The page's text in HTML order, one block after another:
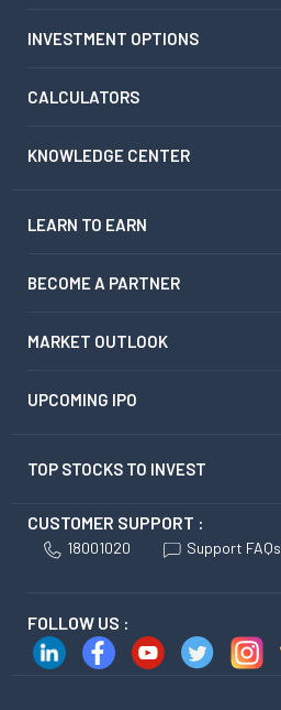
INVESTMENT OPTIONS
CALCULATORS
KNOWLEDGE CENTER
LEARN TO EARN
BECOME A PARTNER
MARKET OUTLOOK
UPCOMING IPO
TOP STOCKS TO INVEST
CUSTOMER SUPPORT :
18001020 Support FAQs
FOLLOW US :